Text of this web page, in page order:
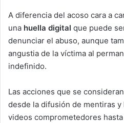
A diferencia del acoso cara a
una huella digital que puede
denunciar el abuso, aunque
angustia de la víctima al
indefinido.
Las acciones que se
desde la difusión de mentiras
videos comprometedores